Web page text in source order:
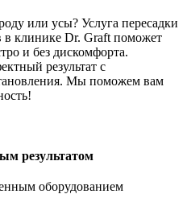
или усы? Услуга пересадки
в клинике Dr. Graft поможет
и без дискомфорта.
результат с
Мы поможем вам
результатом
оборудованием